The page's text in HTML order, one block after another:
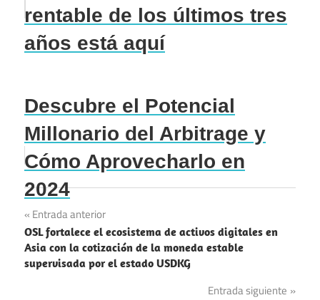
rentable de los últimos tres
años está aquí
Descubre el Potencial
Millonario del Arbitrage y
Cómo Aprovecharlo en
2024
Navegación
de
entradas
Entrada anterior
OSL fortalece el ecosistema de activos digitales en
Asia con la cotización de la moneda estable
supervisada por el estado USDKG
Entrada siguiente